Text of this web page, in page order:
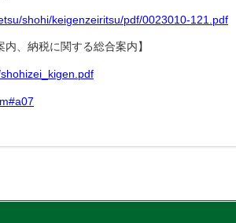
shohi/keigenzeiritsu/pdf/0023010-121.pdf
、納税に関する総合案内】